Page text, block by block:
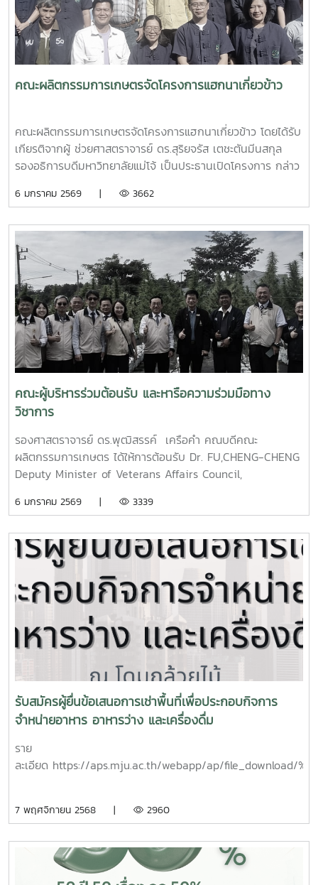
คณะผลิตกรรมการเกษตรจัดโครงการแฮกนาเกี่ยวข้าว
คณะผลิตกรรมการเกษตรจัดโครงการแฮกนาเกี่ยวข้าว โดยได้รับ
เกียรติจากผู้ ช่วยศาสตราจารย์ ดร.สุริยจรัส เตชะตันมีนสกุล
รองอธิการบดีมหาวิทยาลัยแม่โจ้ เป็นประธานเปิดโครงการ กล่าว
ดำเนินพิธีกรรมล้านนา โดยอาจารย์นิคม พรหมมาเทพย์ การจัด
ได้ร่วมอนุรักษ์ประเพณีวัฒนธรรม การดำเนินพิธีกรรมในการ
เกี่ยวข้าวของชาวล้านนา นอกจากนี้ ยังมีการแปรรูปผลิตภัณฑ์
จากข้าว อาทิเช่น ข้าวเหนียวปิ้งไส้ต่าง ๆ ข้าวต้มมัด และข้าวจี่ ให้
ผู้เข้าร่วมโครงการได้ชิม เมื่อวันที่ 17 ธันวาคม 2568 ณ แปลง
ทดลองพืชไร่ คณะผลิตกรรมการเกษตร มหาวิทยาลัยแม่โจ้
6 มกราคม 2569 | 3662
คณะผู้บริหารร่วมต้อนรับ และหารือความร่วมมือทาง
วิชาการ
รองศาสตราจารย์ ดร.พุฒิสรรค์ เครือคำ คณบดีคณะ
ผลิตกรรมการเกษตร ได้ให้การต้อนรับ Dr. FU,CHENG-CHENG
Deputy Minister of Veterans Affairs Council,
เปลี่ยนนักศึกษาฝึกงานสหกิจศึกษาต่างประเทศ กับ Dr.
VAC TAIWAN เมื่อวันที่ 12 ธันวาคม 2568 ณ ห้องประชุม 1 ชั้น
2 อาคารรัตนโกสินทร์ 200 ปี จากนั้น เข้าเยี่ยมชมการจัดการไม้
ผล และศูนย์วิจัยและพัฒนาเกษตรธรรมชาติ โดยมีศาสตราจารย์
ดร.อานัฐ ตันโช หัวหน้าศูนย์ศูนย์วิจัยและพัฒนาเกษตร
ธรรมชาติ ให้การต้อนรับ
6 มกราคม 2569 | 3339
รับสมัครผู้ยื่นข้อเสนอการเช่าพื้นที่เพื่อประกอบกิจการ
จำหน่ายอาหาร อาหารว่าง และเครื่องดื่ม
ราย
ละเอียด https://aps.mju.ac.th/webapp/ap/file_download/
7 พฤศจิกายน 2568 | 2960